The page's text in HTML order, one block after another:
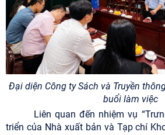
Đại diện Công ty Sách và Truyền
buổi làm việc
Liên quan đến nhiệm vụ
triển của Nhà xuất bản và Tạp chí